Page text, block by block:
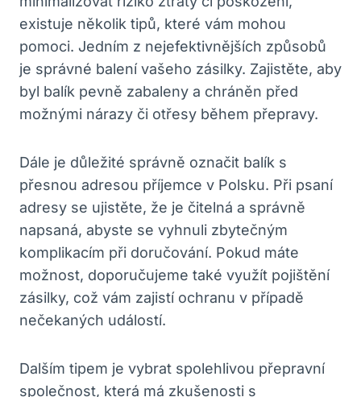
existuje několik tipů, které vám mohou
pomoci. Jedním z nejefektivnějších způsobů
je správné balení vašeho zásilky. Zajistěte, aby
byl balík pevně zabaleny a chráněn před
možnými nárazy či otřesy během přepravy.
Dále je důležité správně označit balík s
přesnou adresou příjemce v Polsku. Při psaní
adresy se ujistěte, že je čitelná a správně
napsaná, abyste se vyhnuli zbytečným
komplikacím při doručování. Pokud máte
možnost, doporučujeme také využít pojištění
zásilky, což vám zajistí ochranu v případě
nečekaných událostí.
Dalším tipem je vybrat spolehlivou přepravní
společnost, která má zkušenosti s